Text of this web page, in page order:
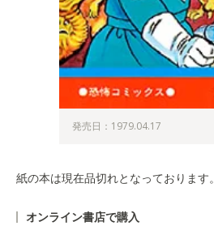
発売日：1979.04.17
紙の本は現在品切れとなっております。
オンライン書店で購入